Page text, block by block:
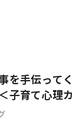
を手伝って
育て心理